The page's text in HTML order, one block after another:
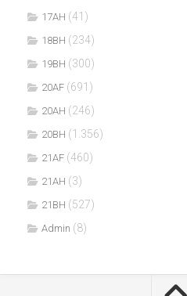
17AH (41)
18BH (234)
19BH (300)
20AF (691)
20AH (246)
20BH (1.356)
21AF (460)
21AH (3)
21BH (527)
Admin (8)